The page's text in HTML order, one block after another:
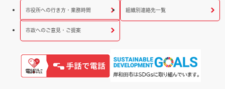
市役所への行き方・業務時間 組織別連絡先一覧
市政へのご意見・ご提案